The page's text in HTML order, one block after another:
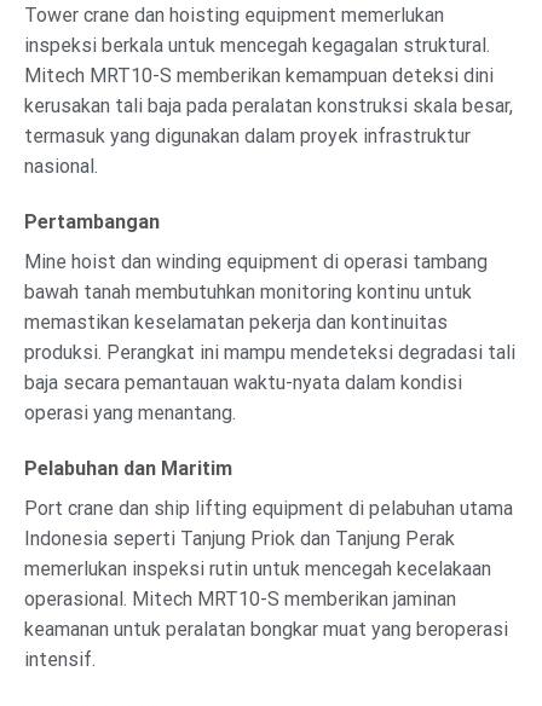
Tower crane dan hoisting equipment memerlukan
inspeksi berkala untuk mencegah kegagalan struktural.
Mitech MRT10-S memberikan kemampuan deteksi dini
kerusakan tali baja pada peralatan konstruksi skala besar,
termasuk yang digunakan dalam proyek infrastruktur
nasional.
Pertambangan
Mine hoist dan winding equipment di operasi tambang
bawah tanah membutuhkan monitoring kontinu untuk
memastikan keselamatan pekerja dan kontinuitas
produksi. Perangkat ini mampu mendeteksi degradasi tali
baja secara pemantauan waktu-nyata dalam kondisi
operasi yang menantang.
Pelabuhan dan Maritim
Port crane dan ship lifting equipment di pelabuhan utama
Indonesia seperti Tanjung Priok dan Tanjung Perak
memerlukan inspeksi rutin untuk mencegah kecelakaan
operasional. Mitech MRT10-S memberikan jaminan
keamanan untuk peralatan bongkar muat yang beroperasi
intensif.